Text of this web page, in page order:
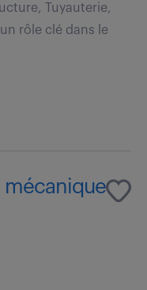
Tuyauterie,
rôle clé dans le
mécanique